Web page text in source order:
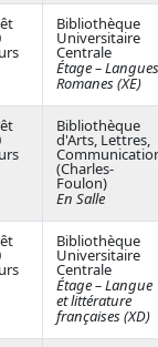
Bibliothèque
Universitaire
Centrale
Étage – Langues
Romanes (XE)
Bibliothèque
d'Arts, Lettres,
(Charles-
Foulon)
En Salle
Bibliothèque
Universitaire
Centrale
Étage – Langue
et littérature
françaises (XD)